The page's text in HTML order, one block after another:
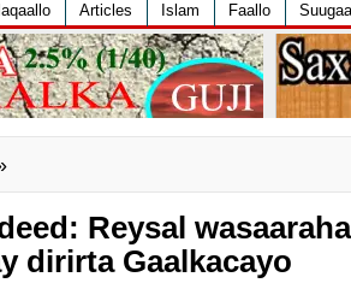
Articles Islam Faallo
Reysal
dirirta Gaalkacayo